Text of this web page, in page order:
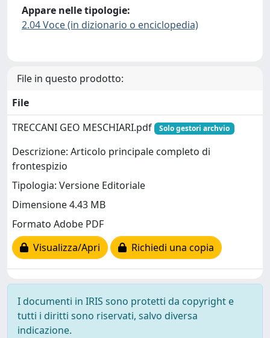
Appare nelle tipologie:
2.04 Voce (in dizionario o enciclopedia)
File in questo prodotto:
File
TRECCANI GEO MESCHIARI.pdf
Solo gestori archvio
Descrizione: Articolo principale completo di
frontespizio
Tipologia: Versione Editoriale
Dimensione 4.43 MB
Formato Adobe PDF
Visualizza/Apri
Richiedi una copia
I documenti in IRIS sono protetti da copyright e
tutti i diritti sono riservati, salvo diversa
indicazione.